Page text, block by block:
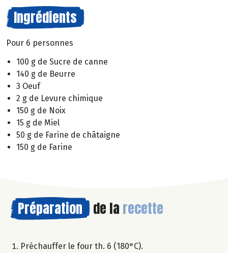
Ingrédients
Pour 6 personnes
100 g de Sucre de canne
140 g de Beurre
3 Oeuf
2 g de Levure chimique
150 g de Noix
15 g de Miel
50 g de Farine de châtaigne
150 g de Farine
Préparation de la recette
Préchauffer le four th. 6 (180°C).